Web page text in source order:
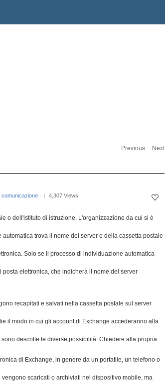
Previous Next
comunicazione | 4,307 Views
o dell'istituto di istruzione. L'organizzazione da cui si è
trova il nome del server e della cassetta postale
Solo se il processo di individuazione automatica
elettronica, che indicherà il nome del server
recapitati e salvati nella cassetta postale sul server
il modo in cui gli account di Exchange accederanno alla
descritte le diverse possibilità. Chiedere alla propria
di Exchange, in genere da un portatile, un telefono o
scaricati o archiviati nel dispositivo mobile, ma